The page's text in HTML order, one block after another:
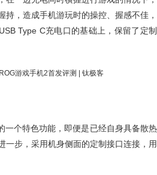
持，造成手机游玩时的操控、握感不佳，
Type C充电口的基础上，保留了定制
一个特色功能，即便是已经自身具备散热
一步，采用机身侧面的定制接口连接，用